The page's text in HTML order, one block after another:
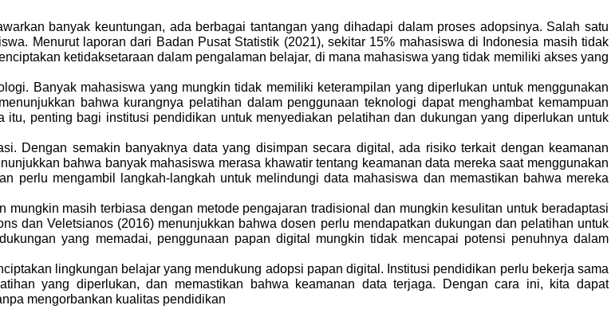
banyak keuntungan, ada berbagai tantangan yang dihadapi dalam proses adopsinya. Salah satu
Menurut laporan dari Badan Pusat Statistik (2021), sekitar 15% mahasiswa di Indonesia masih tidak
ketidaksetaraan dalam pengalaman belajar, di mana mahasiswa yang tidak memiliki akses yang
Banyak mahasiswa yang mungkin tidak memiliki keterampilan yang diperlukan untuk menggunakan
bahwa kurangnya pelatihan dalam penggunaan teknologi dapat menghambat kemampuan
penting bagi institusi pendidikan untuk menyediakan pelatihan dan dukungan yang diperlukan untuk
Dengan semakin banyaknya data yang disimpan secara digital, ada risiko terkait dengan keamanan
bahwa banyak mahasiswa merasa khawatir tentang keamanan data mereka saat menggunakan
perlu mengambil langkah-langkah untuk melindungi data mahasiswa dan memastikan bahwa mereka
masih terbiasa dengan metode pengajaran tradisional dan mungkin kesulitan untuk beradaptasi
dan Veletsianos (2016) menunjukkan bahwa dosen perlu mendapatkan dukungan dan pelatihan untuk
yang memadai, penggunaan papan digital mungkin tidak mencapai potensi penuhnya dalam
lingkungan belajar yang mendukung adopsi papan digital. Institusi pendidikan perlu bekerja sama
yang diperlukan, dan memastikan bahwa keamanan data terjaga. Dengan cara ini, kita dapat
mengorbankan kualitas pendidikan